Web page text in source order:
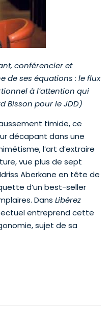
conférencier et
de ses équations : le flux
à l’attention qui
Bisson pour le JDD)
timide, ce
décapant dans une
l’art d’extraire
vue plus de sept
Aberkane en tête de
d’un best-seller
Dans Libérez
entreprend cette
sujet de sa